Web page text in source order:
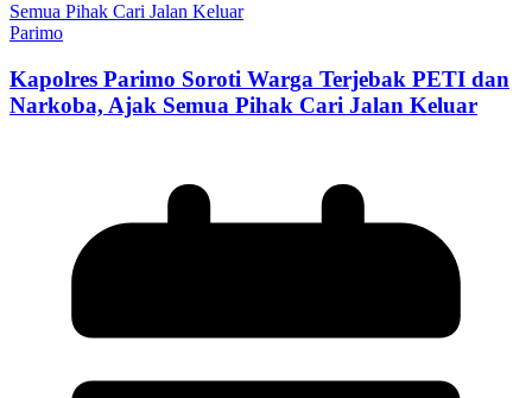
Parimo
Kapolres Parimo Soroti Warga Terjebak PETI dan
Narkoba, Ajak Semua Pihak Cari Jalan Keluar